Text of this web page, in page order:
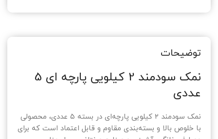
توضیحات
نمک سودمند 2 کیلویی پارچه ای 5
عددی
نمک سودمند ۲ کیلویی پارچه‌ای در بسته ۵ عددی، محصولی
با خلوص بالا و بسته‌بندی مقاوم و قابل اعتماد است که برای